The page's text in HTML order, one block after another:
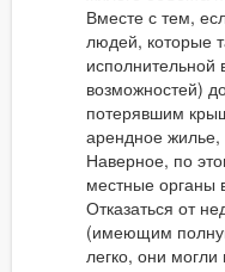
Вместе с тем,
людей, которые
исполнительной
возможностей)
потерявшим
арендное
Наверное, по
местные органы
Отказаться от
(имеющим
легко, они